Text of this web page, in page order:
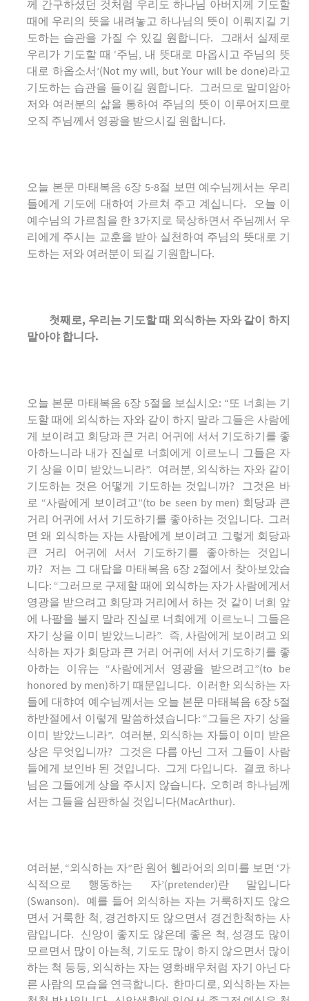
께 간구하셨던 것처럼 우리도 하나님 아버지께 기도할
때에 우리의 뜻을 내려놓고 하나님의 뜻이 이뤄지길 기
도하는 습관을 가질 수 있길 원합니다. 그래서 실제로
우리가 기도할 때 ‘주님, 내 뜻대로 마옵시고 주님의 뜻
대로 하옵소서’(Not my will, but Your will be done)라고
기도하는 습관을 들이길 원합니다. 그러므로 말미암아
저와 여러분의 삶을 통하여 주님의 뜻이 이루어지므로
오직 주님께서 영광을 받으시길 원합니다.
오늘 본문 마태복음 6장 5-8절 보면 예수님께서는 우리
들에게 기도에 대하여 가르쳐 주고 계십니다. 오늘 이
예수님의 가르침을 한 3가지로 묵상하면서 주님께서 우
리에게 주시는 교훈을 받아 실천하여 주님의 뜻대로 기
도하는 저와 여러분이 되길 기원합니다.
첫째로, 우리는 기도할 때 외식하는 자와 같이 하지
말아야 합니다.
오늘 본문 마태복음 6장 5절을 보십시오: “또 너희는 기
도할 때에 외식하는 자와 같이 하지 말라 그들은 사람에
게 보이려고 회당과 큰 거리 어귀에 서서 기도하기를 좋
아하느니라 내가 진실로 너희에게 이르노니 그들은 자
기 상을 이미 받았느니라”. 여러분, 외식하는 자와 같이
기도하는 것은 어떻게 기도하는 것입니까? 그것은 바
로 “사람에게 보이려고”(to be seen by men) 회당과 큰
거리 어귀에 서서 기도하기를 좋아하는 것입니다. 그러
면 왜 외식하는 자는 사람에게 보이려고 그렇게 회당과
큰 거리 어귀에 서서 기도하기를 좋아하는 것입니
까? 저는 그 대답을 마태복음 6장 2절에서 찾아보았습
니다: “그러므로 구제할 때에 외식하는 자가 사람에게서
영광을 받으려고 회당과 거리에서 하는 것 같이 너희 앞
에 나팔을 불지 말라 진실로 너희에게 이르노니 그들은
자기 상을 이미 받았느니라”. 즉, 사람에게 보이려고 외
식하는 자가 회당과 큰 거리 어귀에 서서 기도하기를 좋
아하는 이유는 “사람에게서 영광을 받으려고”(to be
honored by men)하기 때문입니다. 이러한 외식하는 자
들에 대햐여 예수님께서는 오늘 본문 마태복음 6장 5절
하반절에서 이렇게 말씀하셨습니다: “그들은 자기 상을
이미 받았느니라”. 여러분, 외식하는 자들이 이미 받은
상은 무엇입니까? 그것은 다름 아닌 그저 그들이 사람
들에게 보인바 된 것입니다. 그게 다입니다. 결코 하나
님은 그들에게 상을 주시지 않습니다. 오히려 하나님께
서는 그들을 심판하실 것입니다(MacArthur).
여러분, “외식하는 자”란 원어 헬라어의 의미를 보면 ‘가
식적으로 행동하는 자’(pretender)란 말입니다
(Swanson). 예를 들어 외식하는 자는 거룩하지도 않으
면서 거룩한 척, 경건하지도 않으면서 경건한척하는 사
람입니다. 신앙이 좋지도 않은데 좋은 척, 성경도 많이
모르면서 많이 아는척, 기도도 많이 하지 않으면서 많이
하는 척 등등, 외식하는 자는 영화배우처럼 자기 아닌 다
른 사람의 모습을 연극합니다. 한마디로, 외식하는 자는